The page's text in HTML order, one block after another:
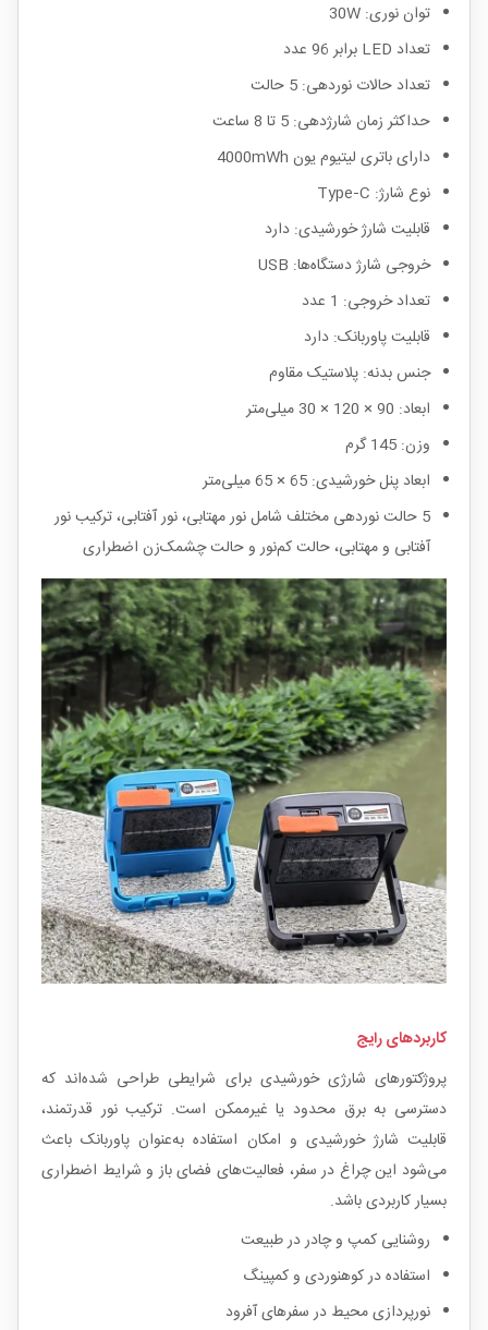
توان نوری: 30W
تعداد LED برابر 96 عدد
تعداد حالات نوردهی: 5 حالت
حداکثر زمان شارژدهی: 5 تا 8 ساعت
دارای باتری لیتیوم یون 4000mWh
نوع شارژ: Type‑C
قابلیت شارژ خورشیدی: دارد
خروجی شارژ دستگاه‌ها: USB
تعداد خروجی: 1 عدد
قابلیت پاوربانک: دارد
جنس بدنه: پلاستیک مقاوم
ابعاد: 90 × 120 × 30 میلی‌متر
وزن: 145 گرم
ابعاد پنل خورشیدی: 65 × 65 میلی‌متر
5 حالت نوردهی مختلف شامل نور مهتابی، نور آفتابی، ترکیب نور
آفتابی و مهتابی، حالت کم‌نور و حالت چشمک‌زن اضطراری
کاربردهای رایج
پروژکتورهای شارژی خورشیدی برای شرایطی طراحی شده‌اند که
دسترسی به برق محدود یا غیرممکن است. ترکیب نور قدرتمند،
قابلیت شارژ خورشیدی و امکان استفاده به‌عنوان پاوربانک باعث
می‌شود این چراغ در سفر، فعالیت‌های فضای باز و شرایط اضطراری
بسیار کاربردی باشد.
روشنایی کمپ و چادر در طبیعت
استفاده در کوهنوردی و کمپینگ
نورپردازی محیط در سفرهای آفرود